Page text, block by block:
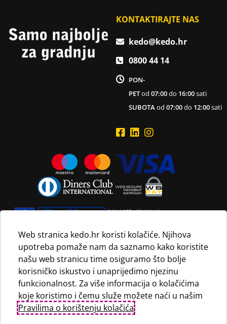
Web stranica kedo.hr koristi kolačiće. Njihova
upotreba pomaže nam da saznamo kako koristite
našu web stranicu time osiguramo što bolje
korisničko iskustvo i unaprijedimo njezinu
funkcionalnost. Za više informacija o kolačićima
koje koristimo i čemu služe možete naći u našim
Pravilima o korištenju kolačića.
KONTAKTIRAJTE NAS
kedo@kedo.hr
0800 44 14
PON-
PETod07:00do 16:00sati
SUBOTAod07:00do 12:00sati
Navedene maloprodajne cijene vrijede isključivo za kupnju
proizvoda putem Internet trgovine i mogu se razlikovati od
maloprodajnih cijena u maloprodajnim trgovinama.